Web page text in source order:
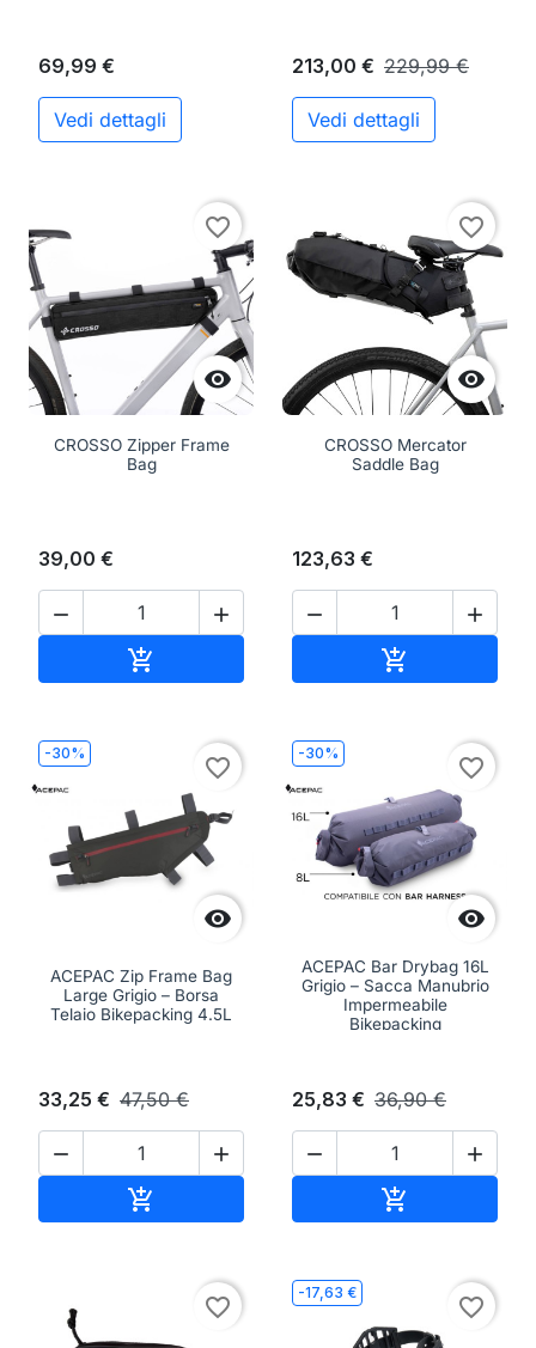
69,99 €
Vedi dettagli
213,00 € 229,99 €
Vedi dettagli

favorite_border
CROSSO Zipper Frame
Bag
39,00 €
 


favorite_border
CROSSO Mercator
Saddle Bag
123,63 €
 

-30%

favorite_border
ACEPAC Zip Frame Bag
Large Grigio – Borsa
Telaio Bikepacking 4.5L
33,25 € 47,50 €
 

-30%

favorite_border
ACEPAC Bar Drybag 16L
Grigio – Sacca Manubrio
Impermeabile
Bikepacking
25,83 € 36,90 €
 

favorite_border
-17,63 €
favorite_border